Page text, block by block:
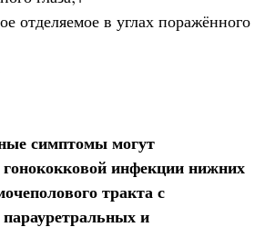
отделяемое в углах поражённого
симптомы могут
инфекции нижних
тракта с
и